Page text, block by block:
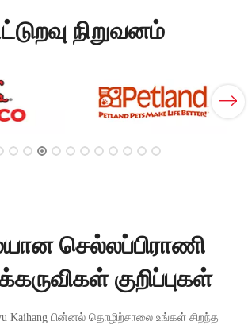
நிறுவனம்
செல்லப்பிராணி
குறிப்புகள்
Kaihang பின்னல் தொழிற்சாலை உங்கள் சிறந்த